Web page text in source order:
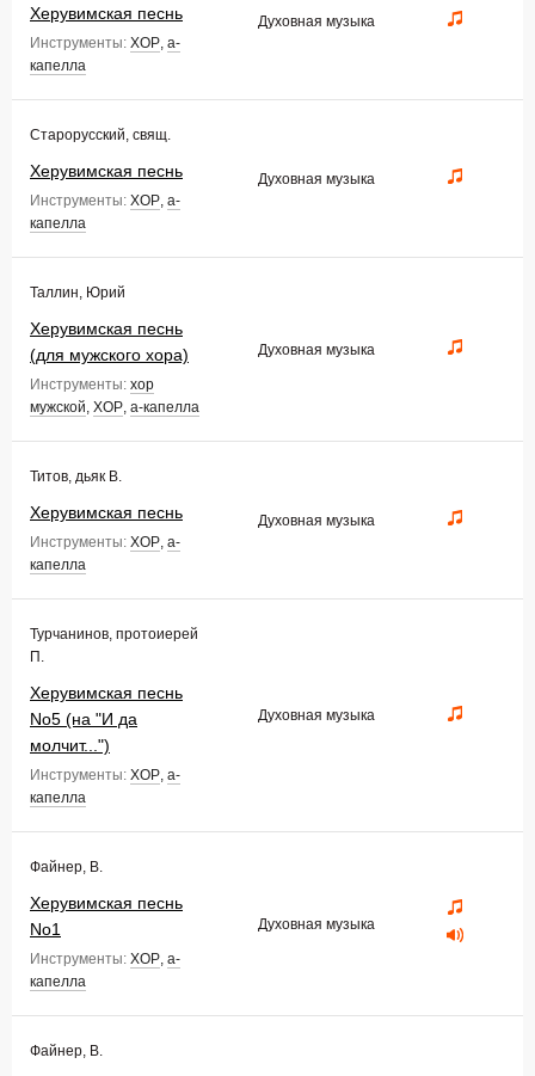
Херувимская песнь
Инструменты: ХОР, а-
капелла
Духовная музыка
Старорусский, свящ.
Херувимская песнь
Инструменты: ХОР, а-
капелла
Духовная музыка
Таллин, Юрий
Херувимская песнь
(для мужского хора)
Инструменты: хор
мужской, ХОР, а-капелла
Духовная музыка
Титов, дьяк В.
Херувимская песнь
Инструменты: ХОР, а-
капелла
Духовная музыка
Турчанинов, протоиерей
П.
Херувимская песнь
No5 (на "И да
молчит...")
Инструменты: ХОР, а-
капелла
Духовная музыка
Файнер, В.
Херувимская песнь
No1
Инструменты: ХОР, а-
капелла
Духовная музыка
Файнер, В.